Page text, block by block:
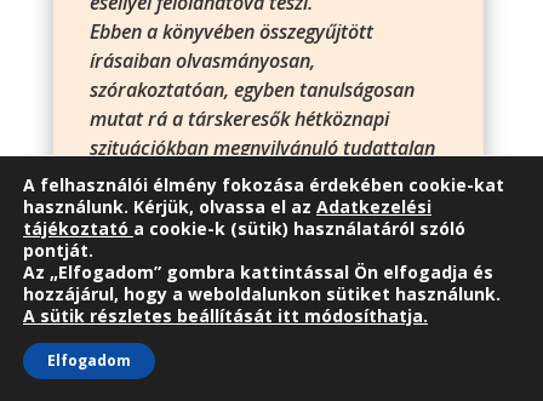
Ebben a könyvében összegyűjtött
írásaiban olvasmányosan,
szórakoztatóan, egyben tanulságosan
mutat rá a társkeresők hétköznapi
szituációkban megnyilvánuló tudattalan
viselkedésére, és az ezekből fakadó
blokkok létezésére.
Ezt a könyvet ajánlom mindazoknak, akik
a társkeresés szempontjából úgy
gondolják, hogy ideje lenne tudatosan
ránézni a saját, feltáratlan viselkedés
mintázataikra, hogy az életük felett
előbb-utóbb átvehessék az irányítást.
A felhasználói élmény fokozása érdekében cookie-kat
használunk. Kérjük, olvassa el az Adatkezelési
tájékoztató a cookie-k (sütik) használatáról szóló
pontját.
Az „Elfogadom” gombra kattintással Ön elfogadja és
hozzájárul, hogy a weboldalunkon sütiket használunk.
A sütik részletes beállítását itt módosíthatja.
Elfogadom